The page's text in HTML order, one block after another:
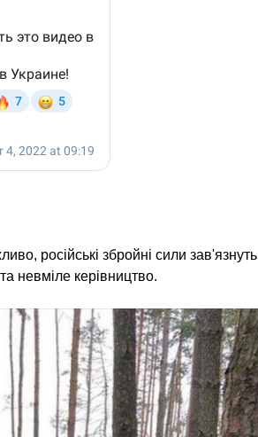
російські збройні сили зав'язнуть
невміле керівництво.